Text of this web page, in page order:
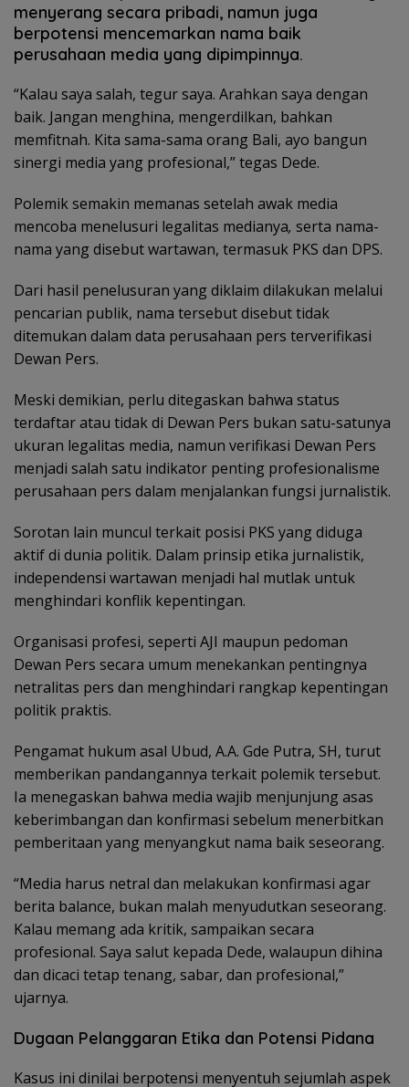
menyerang secara pribadi, namun juga
berpotensi mencemarkan nama baik
perusahaan media yang dipimpinnya.
“Kalau saya salah, tegur saya. Arahkan saya dengan
baik. Jangan menghina, mengerdilkan, bahkan
memfitnah. Kita sama-sama orang Bali, ayo bangun
sinergi media yang profesional,” tegas Dede.
Polemik semakin memanas setelah awak media
mencoba menelusuri legalitas medianya, serta nama-
nama yang disebut wartawan, termasuk PKS dan DPS.
Dari hasil penelusuran yang diklaim dilakukan melalui
pencarian publik, nama tersebut disebut tidak
ditemukan dalam data perusahaan pers terverifikasi
Dewan Pers.
Meski demikian, perlu ditegaskan bahwa status
terdaftar atau tidak di Dewan Pers bukan satu-satunya
ukuran legalitas media, namun verifikasi Dewan Pers
menjadi salah satu indikator penting profesionalisme
perusahaan pers dalam menjalankan fungsi jurnalistik.
Sorotan lain muncul terkait posisi PKS yang diduga
aktif di dunia politik. Dalam prinsip etika jurnalistik,
independensi wartawan menjadi hal mutlak untuk
menghindari konflik kepentingan.
Organisasi profesi, seperti AJI maupun pedoman
Dewan Pers secara umum menekankan pentingnya
netralitas pers dan menghindari rangkap kepentingan
politik praktis.
Pengamat hukum asal Ubud, A.A. Gde Putra, SH, turut
memberikan pandangannya terkait polemik tersebut.
Ia menegaskan bahwa media wajib menjunjung asas
keberimbangan dan konfirmasi sebelum menerbitkan
pemberitaan yang menyangkut nama baik seseorang.
“Media harus netral dan melakukan konfirmasi agar
berita balance, bukan malah menyudutkan seseorang.
Kalau memang ada kritik, sampaikan secara
profesional. Saya salut kepada Dede, walaupun dihina
dan dicaci tetap tenang, sabar, dan profesional,”
ujarnya.
Dugaan Pelanggaran Etika dan Potensi Pidana
Kasus ini dinilai berpotensi menyentuh sejumlah aspek